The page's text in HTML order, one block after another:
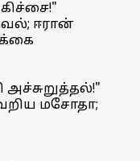
ஈரான்
அச்சுறுத்தல்!"
மசோதா;